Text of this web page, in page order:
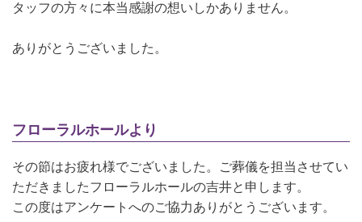
タッフの方々に本当感謝の想いしかありません。
ありがとうございました。
フローラルホールより
その節はお疲れ様でございました。ご葬儀を担当させてい
ただきましたフローラルホールの吉井と申します。
この度はアンケートへのご協力ありがとうございます。